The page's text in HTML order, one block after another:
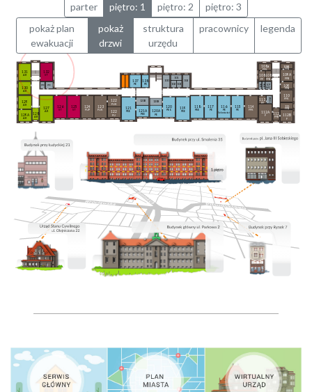
parter piętro: 1 piętro: 2
piętro: 3
pokaż plan
ewakuacji
pokaż
drzwi
struktura
urzędu
pracownicy legenda
wc
wc
100
101
102 103
104
105 106 107
WC
113A
121B 120B
108
FFB
108
FF
108a
FFK
109
FFB
109A
FFB
109B
FFB
110
FFK
111
FFB
112
FFB
112A
F 112B
F
113
FF
114
FFK
115
PE
116
PE
Sekretariat
117
PE
118
PEE
119
PEE
120
PEO
120A
PE
121
PEE 121A
PEE
122
FU
122
FUK
123
FUK
124
FUP
125
ST
126
ST
127
AR
128
AR
129
AR
129A
AR
130
AR
131
AR
137
PE
138
PE
132
ST